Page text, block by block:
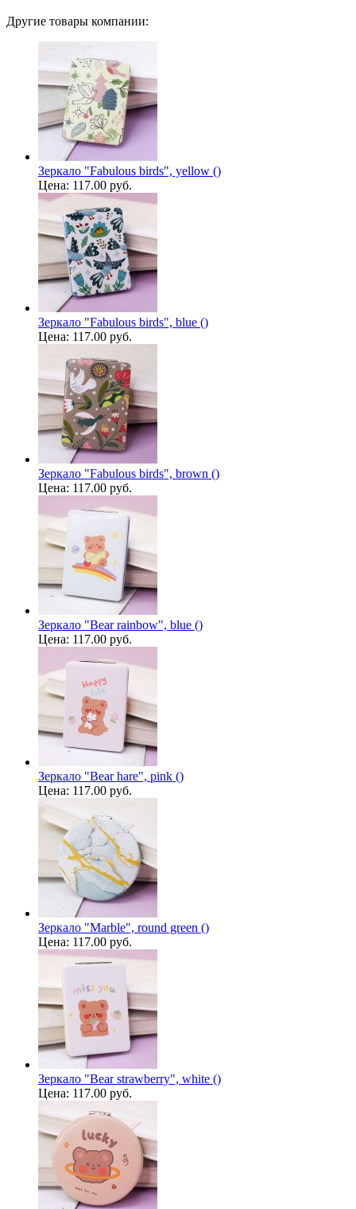
Другие товары компании:
Зеркало "Fabulous birds", yellow ()
Цена: 117.00 руб.
Зеркало "Fabulous birds", blue ()
Цена: 117.00 руб.
Зеркало "Fabulous birds", brown ()
Цена: 117.00 руб.
Зеркало "Bear rainbow", blue ()
Цена: 117.00 руб.
Зеркало "Bear hare", pink ()
Цена: 117.00 руб.
Зеркало "Marble", round green ()
Цена: 117.00 руб.
Зеркало "Bear strawberry", white ()
Цена: 117.00 руб.